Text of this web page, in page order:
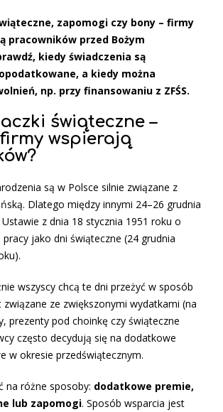
zapomogi czy bony – firmy
pracowników przed Bożym
kiedy świadczenia są
a kiedy można
np. przy finansowaniu z ZFŚS.
świąteczne –
wspierają
są w Polsce silnie związane z
Dlatego między innymi 24–26 grudnia
z dnia 18 stycznia 1951 roku o
jako dni świąteczne (24 grudnia
wszyscy chcą te dni przeżyć w sposób
ze zwiększonymi wydatkami (na
prezenty pod choinkę czy świąteczne
często decydują się na dodatkowe
w okresie przedświątecznym.
na różne sposoby: dodatkowe premie,
lub zapomogi. Sposób wsparcia jest